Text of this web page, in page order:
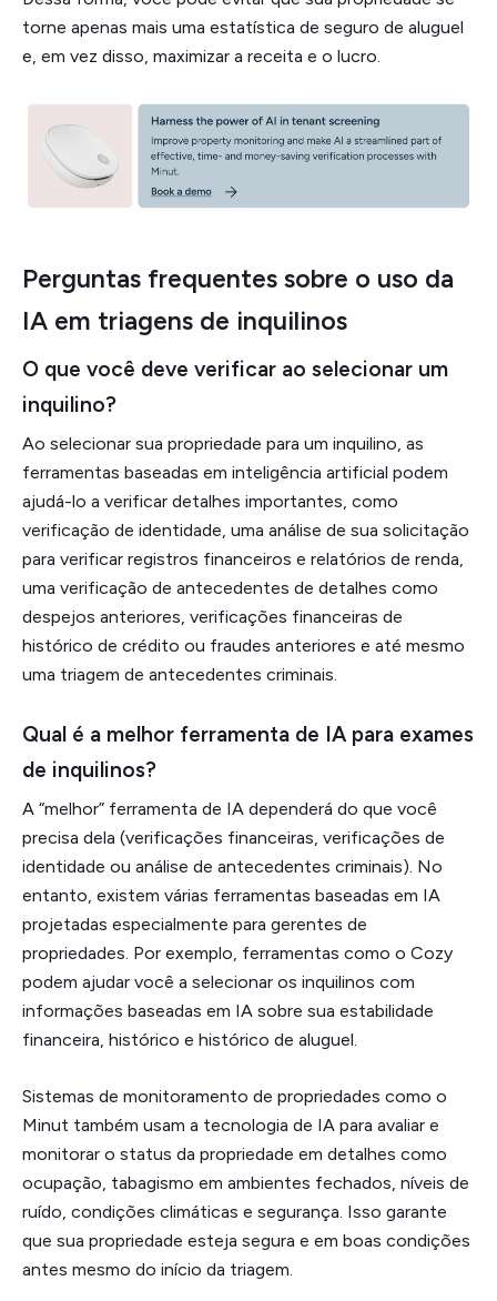
torne apenas mais uma estatística de seguro de aluguel
e, em vez disso, maximizar a receita e o lucro.
Perguntas frequentes sobre o uso da
IA em triagens de inquilinos
O que você deve verificar ao selecionar um
inquilino?
Ao selecionar sua propriedade para um inquilino, as
ferramentas baseadas em inteligência artificial podem
ajudá-lo a verificar detalhes importantes, como
verificação de identidade, uma análise de sua solicitação
para verificar registros financeiros e relatórios de renda,
uma verificação de antecedentes de detalhes como
despejos anteriores, verificações financeiras de
histórico de crédito ou fraudes anteriores e até mesmo
uma triagem de antecedentes criminais.
Qual é a melhor ferramenta de IA para exames
de inquilinos?
A “melhor” ferramenta de IA dependerá do que você
precisa dela (verificações financeiras, verificações de
identidade ou análise de antecedentes criminais). No
entanto, existem várias ferramentas baseadas em IA
projetadas especialmente para gerentes de
propriedades. Por exemplo, ferramentas como o Cozy
podem ajudar você a selecionar os inquilinos com
informações baseadas em IA sobre sua estabilidade
financeira, histórico e histórico de aluguel.
Sistemas de monitoramento de propriedades como o
Minut também usam a tecnologia de IA para avaliar e
monitorar o status da propriedade em detalhes como
ocupação, tabagismo em ambientes fechados, níveis de
ruído, condições climáticas e segurança. Isso garante
que sua propriedade esteja segura e em boas condições
antes mesmo do início da triagem.